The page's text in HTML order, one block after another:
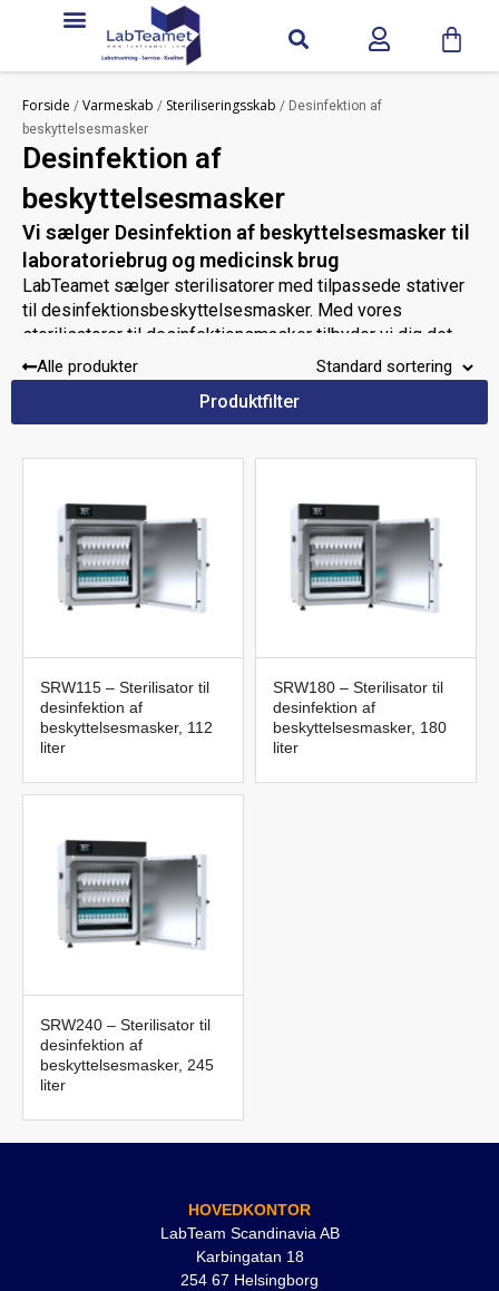
Forside / Varmeskab / Steriliseringsskab / Desinfektion af
beskyttelsesmasker
Desinfektion af
beskyttelsesmasker
Vi sælger Desinfektion af beskyttelsesmasker til
laboratoriebrug og medicinsk brug
LabTeamet sælger sterilisatorer med tilpassede stativer
til desinfektionsbeskyttelsesmasker. Med vores
sterilisatorer til desinfektionsmasker tilbyder vi dig det
bedst mulige, sikre og pålidelige udvalg af
sterilisatorskabe til ethvert laboratorium og til medicinsk
brug. Vi tilbyder sterilisatorermed blæser
beskyttelsesmasker.
Brug for hjælp til at finde vej blandt Desinfektion af
beskyttelsesmasker?
Kontakt os på 042-300 91 30 eller
Alle produkter
Produktfilter
SRW115 – Sterilisator til
desinfektion af
beskyttelsesmasker, 112
liter
SRW180 – Sterilisator til
desinfektion af
beskyttelsesmasker, 180
liter
SRW240 – Sterilisator til
desinfektion af
beskyttelsesmasker, 245
liter
HOVEDKONTOR
LabTeam Scandinavia AB
Karbingatan 18
254 67 Helsingborg